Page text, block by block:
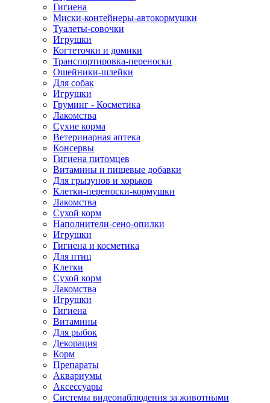
Гигиена
Миски-контейнеры-автокормушки
Туалеты-совочки
Игрушки
Когтеточки и домики
Транспортировка-переноски
Ошейники-шлейки
Для собак
Игрушки
Груминг - Косметика
Лакомства
Сухие корма
Ветеринарная аптека
Консервы
Гигиена питомцев
Витамины и пищевые добавки
Для грызунов и хорьков
Клетки-переноски-кормушки
Лакомства
Сухой корм
Наполнители-сено-опилки
Игрушки
Гигиена и косметика
Для птиц
Клетки
Сухой корм
Лакомства
Игрушки
Гигиена
Витамины
Для рыбок
Декорация
Корм
Препараты
Аквариумы
Аксессуары
Cистемы видеонаблюдения за животными